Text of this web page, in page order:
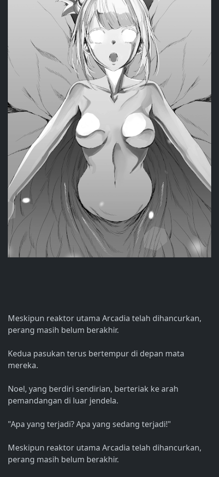
Meskipun reaktor utama Arcadia telah dihancurkan,
perang masih belum berakhir.
Kedua pasukan terus bertempur di depan mata
mereka.
Noel, yang berdiri sendirian, berteriak ke arah
pemandangan di luar jendela.
"Apa yang terjadi? Apa yang sedang terjadi!"
Meskipun reaktor utama Arcadia telah dihancurkan,
perang masih belum berakhir.